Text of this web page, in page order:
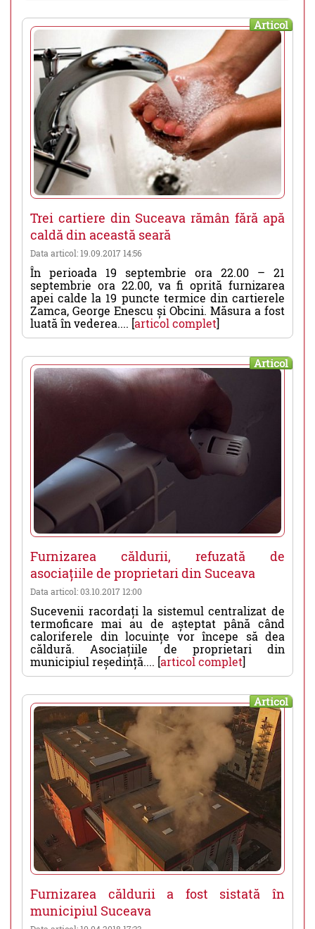
Articol
Trei cartiere din Suceava rămân fără apă
caldă din această seară
Data articol: 19.09.2017 14:56
În perioada 19 septembrie ora 22.00 – 21
septembrie ora 22.00, va fi oprită furnizarea
apei calde la 19 puncte termice din cartierele
Zamca, George Enescu și Obcini. Măsura a fost
luată în vederea.... [articol complet]
Articol
Furnizarea căldurii, refuzată de
asociațiile de proprietari din Suceava
Data articol: 03.10.2017 12:00
Sucevenii racordați la sistemul centralizat de
termoficare mai au de așteptat până când
caloriferele din locuințe vor începe să dea
căldură. Asociațiile de proprietari din
municipiul reședință.... [articol complet]
Articol
Furnizarea căldurii a fost sistată în
municipiul Suceava